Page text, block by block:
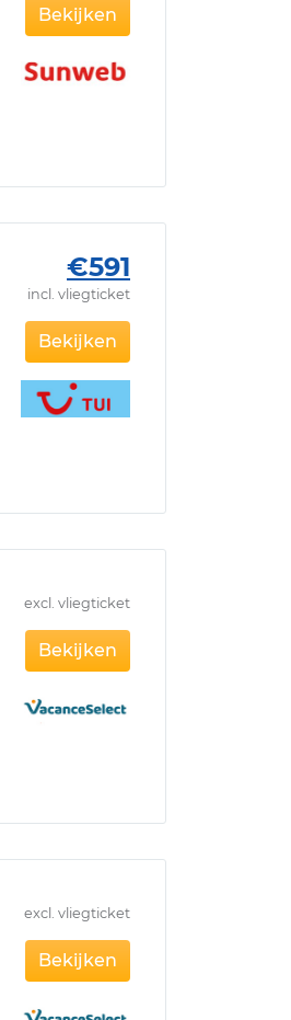
Bekijken
€591
incl. vliegticket
Bekijken
excl. vliegticket
Bekijken
excl. vliegticket
Bekijken